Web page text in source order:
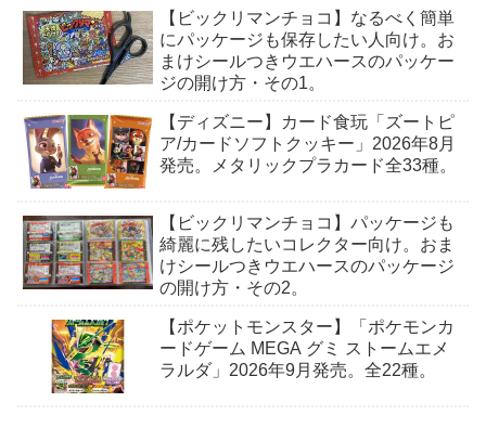
【ビックリマンチョコ】なるべく簡単
にパッケージも保存したい人向け。お
まけシールつきウエハースのパッケー
ジの開け方・その1。
【ディズニー】カード食玩「ズートピ
ア/カードソフトクッキー​」2026年8月
発売。メタリックプラカード全33種。
【ビックリマンチョコ】パッケージも
綺麗に残したいコレクター向け。おま
けシールつきウエハースのパッケージ
の開け方・その2。
【ポケットモンスター】「ポケモンカ
ードゲーム MEGA グミ ストームエメ
ラルダ」2026年9月発売。全22種。